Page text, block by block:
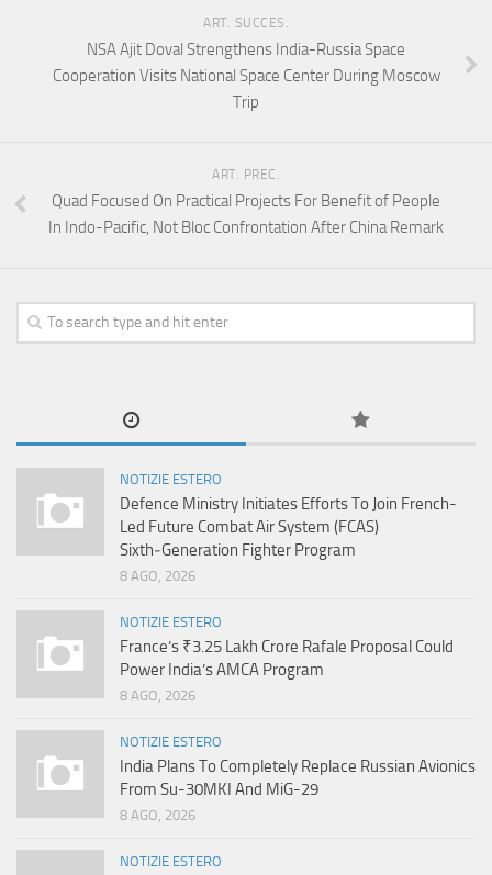
ART. SUCCES.
NSA Ajit Doval Strengthens India-Russia Space
Cooperation Visits National Space Center During Moscow
Trip
ART. PREC.
Quad Focused On Practical Projects For Benefit of People
In Indo-Pacific, Not Bloc Confrontation After China Remark
NOTIZIE ESTERO
Defence Ministry Initiates Efforts To Join French-
Led Future Combat Air System (FCAS)
Sixth‑Generation Fighter Program
8 AGO, 2026
NOTIZIE ESTERO
France’s ₹3.25 Lakh Crore Rafale Proposal Could
Power India’s AMCA Program
8 AGO, 2026
NOTIZIE ESTERO
India Plans To Completely Replace Russian Avionics
From Su-30MKI And MiG-29
8 AGO, 2026
NOTIZIE ESTERO